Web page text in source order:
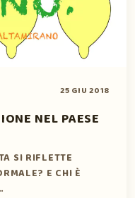
25 GIU 2018
NEL PAESE
SI RIFLETTE
E CHI È